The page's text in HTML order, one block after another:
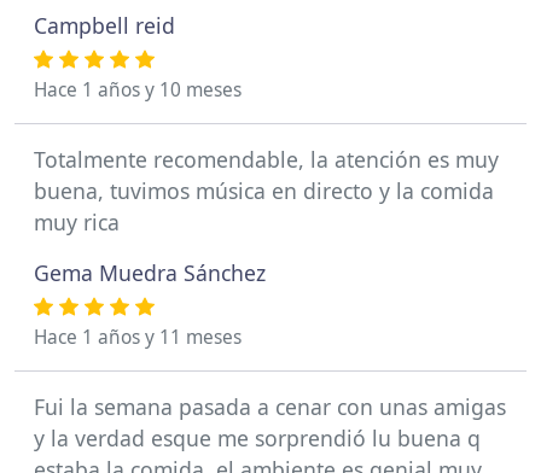
Campbell reid
Hace 1 años y 10 meses
Totalmente recomendable, la atención es muy
buena, tuvimos música en directo y la comida
muy rica
Gema Muedra Sánchez
Hace 1 años y 11 meses
Fui la semana pasada a cenar con unas amigas
y la verdad esque me sorprendió lu buena q